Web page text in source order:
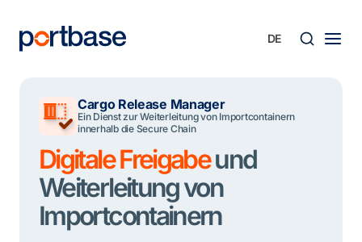
springen
Cargo Release Manager
Ein Dienst zur Weiterleitung von Importcontainern
innerhalb die Secure Chain
Digitale Freigabeund
Weiterleitung von
Importcontainern